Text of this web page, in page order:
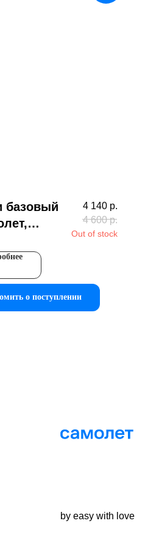
базовый
4 140 р.
4 600 р.
Out of stock
о поступлении
by easy with love